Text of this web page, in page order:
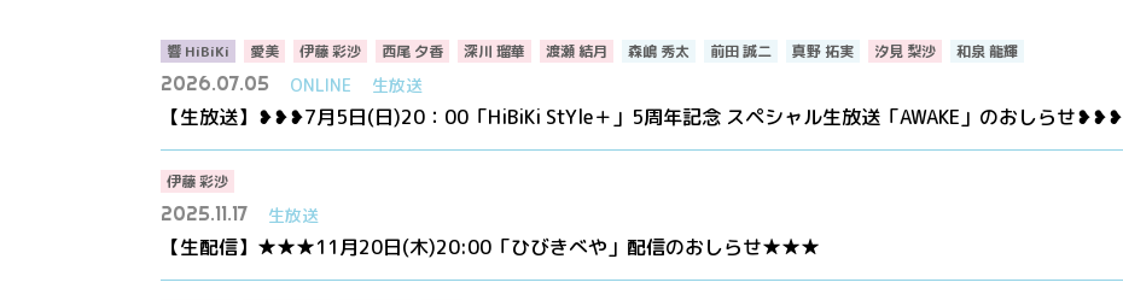
響 HiBiKi 愛美 伊藤 彩沙 西尾 夕香 深川 瑠華 渡瀬 結月 森嶋 秀太 前田 誠二 真野 拓実 汐見 梨沙 和泉 龍輝
2026.07.05 ONLINE 生放送
【生放送】❥❥❥7月5日(日)20：00「HiBiKi StYle＋」5周年記念 スペシャル生放送「AWAKE」のおしらせ❥❥❥
伊藤 彩沙
2025.11.17 生放送
【生配信】★★★11月20日(木)20:00「ひびきべや」配信のおしらせ★★★